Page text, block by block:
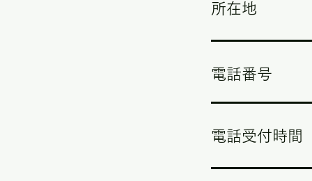
所在地
電話番号
電話受付時間